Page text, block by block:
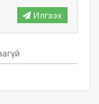
Илгээх